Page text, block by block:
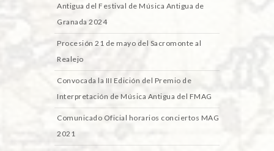
Antigua del Festival de Música Antigua de
Granada 2024
Procesión 21 de mayo del Sacromonte al
Realejo
Convocada la III Edición del Premio de
Interpretación de Música Antigua del FMAG
Comunicado Oficial horarios conciertos MAG
2021